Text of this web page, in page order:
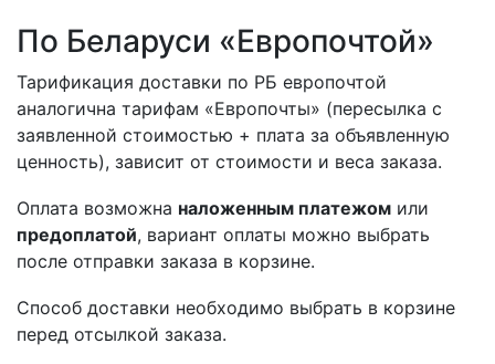
По Беларуси «Европочтой»
Тарификация доставки по РБ европочтой
аналогична тарифам «Европочты» (пересылка с
заявленной стоимостью + плата за объявленную
ценность), зависит от стоимости и веса заказа.
Оплата возможна наложенным платежом или
предоплатой, вариант оплаты можно выбрать
после отправки заказа в корзине.
Способ доставки необходимо выбрать в корзине
перед отсылкой заказа.